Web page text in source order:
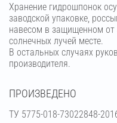
Хранение гидрошпонок
заводской упаковке,
навесом в защищенном
солнечных лучей месте.
В остальных случаях
производителя.
ПРОИЗВЕДЕНО
ТУ 5775-018-73022848-